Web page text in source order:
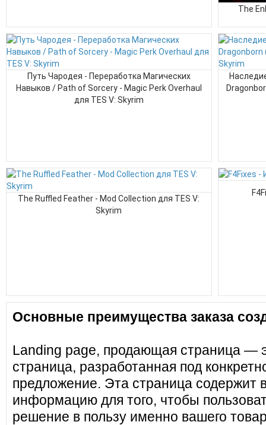
The
Путь Чародея - Переработка Магических
Навыков / Path of Sorcery - Magic Perk Overhaul
для TES V: Skyrim
The Ruffled Feather - Mod Collection для TES V:
Skyrim
Основные преимущества заказа
Landing page, продающая страница —
страница, разработанная под
предложение. Эта страница содержит
информацию для того, чтобы
решение в пользу именно вашего